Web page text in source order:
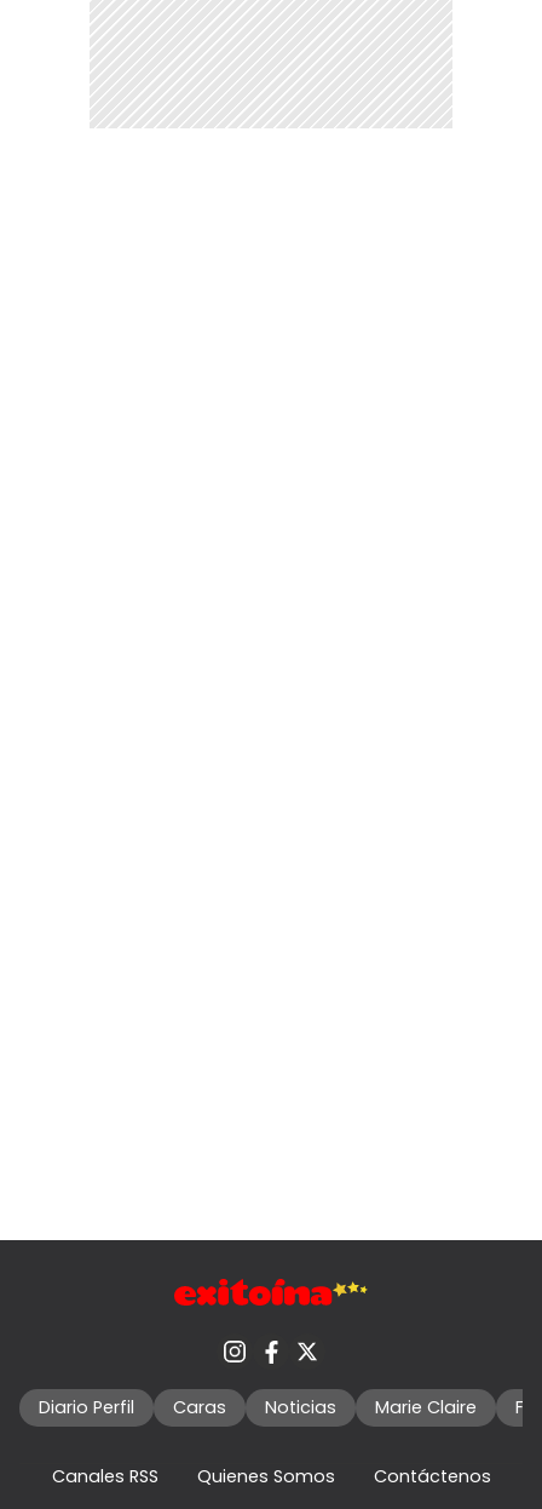
Diario Perfil Caras Noticias Marie Claire
Canales RSS Quienes Somos Contáctenos